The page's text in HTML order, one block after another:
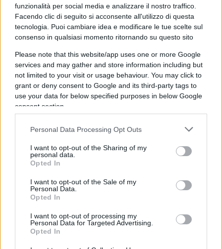
funzionalità per social media e analizzare il nostro traffico.
Facendo clic di seguito si acconsente all'utilizzo di questa
tecnologia. Puoi cambiare idea e modificare le tue scelte sul
consenso in qualsiasi momento ritornando su questo sito
Please note that this website/app uses one or more Google
services and may gather and store information including but
not limited to your visit or usage behaviour. You may click to
grant or deny consent to Google and its third-party tags to
use your data for below specified purposes in below Google
consent section.
Personal Data Processing Opt Outs
I want to opt-out of the Sharing of my
personal data.
Opted In
I want to opt-out of the Sale of my
Personal Data.
Opted In
I want to opt-out of processing my
Personal Data for Targeted Advertising.
Opted In
Forse è proprio questa l’occasione che resta
ancora da cogliere.Fare della Corte non un
ostacolo all’amministrazione, ma una
moderna infrastruttura della buona
amministrazione: più veloce nei giudizi, più forte
nell’analisi dei dati, più chiara nel distinguere
l’errore dall’illecito e più comprensibile persino ai
Perché chi amministra in buona fede deve poter
firmare senza paura.Ma chi paga le tasse deve
poter dormire altrettanto tranquillo
, sapendo
vengono spesi i suoi soldi. Machiavelli,
probabilmente, avrebbe capito anche questo.